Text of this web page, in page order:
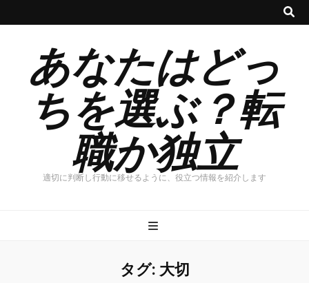
あなたはどっ
ちを選ぶ？転
職か独立
適切に判断し行動に移せるように、役立つ情報を紹介します
タグ: 大切